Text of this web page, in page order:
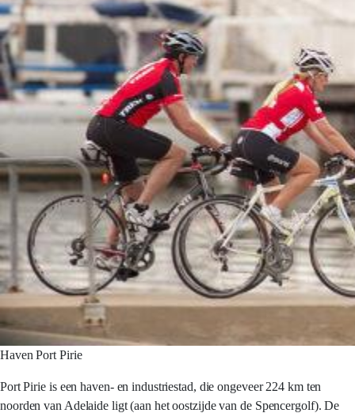
Haven Port Pirie
Port Pirie is een haven- en industriestad, die ongeveer 224 km ten
noorden van Adelaide ligt (aan het oostzijde van de Spencergolf). De